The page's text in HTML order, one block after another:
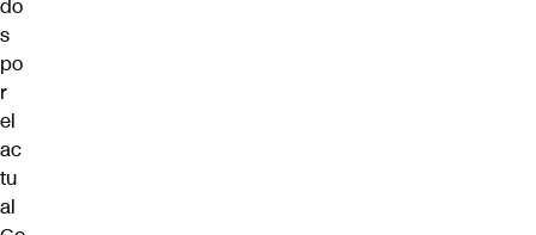
do
s
po
r
el
ac
tu
al